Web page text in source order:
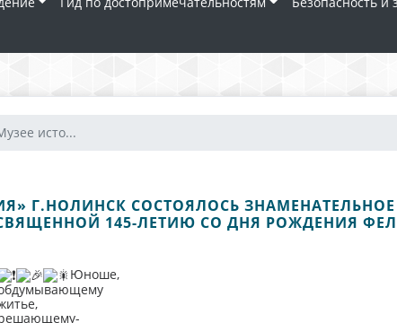
исто...
Г.НОЛИНСК СОСТОЯЛОСЬ
145-ЛЕТИЮ СО ДНЯ РОЖДЕНИЯ
Юноше,